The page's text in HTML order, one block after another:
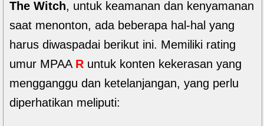
The Witch, untuk keamanan dan kenyamanan
saat menonton, ada beberapa hal-hal yang
harus diwaspadai berikut ini. Memiliki rating
umur MPAA R untuk konten kekerasan yang
mengganggu dan ketelanjangan, yang perlu
diperhatikan meliputi: